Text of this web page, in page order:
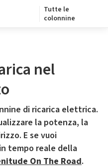
Tutte le
colonnine
nel
di ricarica elettrica.
la potenza, la
E se vuoi
tempo reale della
On The Road.